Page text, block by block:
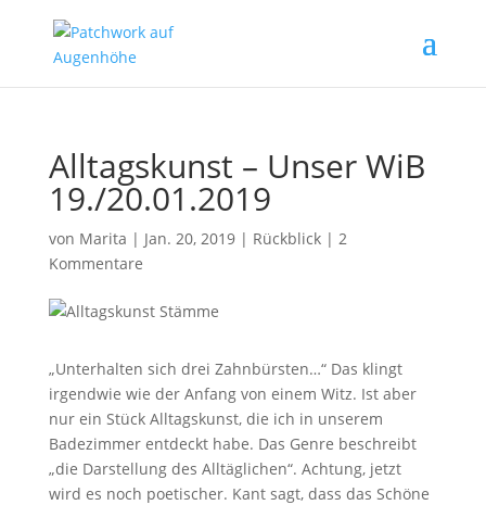
Alltagskunst – Unser WiB
19./20.01.2019
von Marita | Jan. 20, 2019| Rückblick| 2
Kommentare
„Unterhalten sich drei Zahnbürsten…“ Das klingt
irgendwie wie der Anfang von einem Witz. Ist aber
nur ein Stück Alltagskunst, die ich in unserem
Badezimmer entdeckt habe. Das Genre beschreibt
„die Darstellung des Alltäglichen“. Achtung, jetzt
wird es noch poetischer. Kant sagt, dass das Schöne